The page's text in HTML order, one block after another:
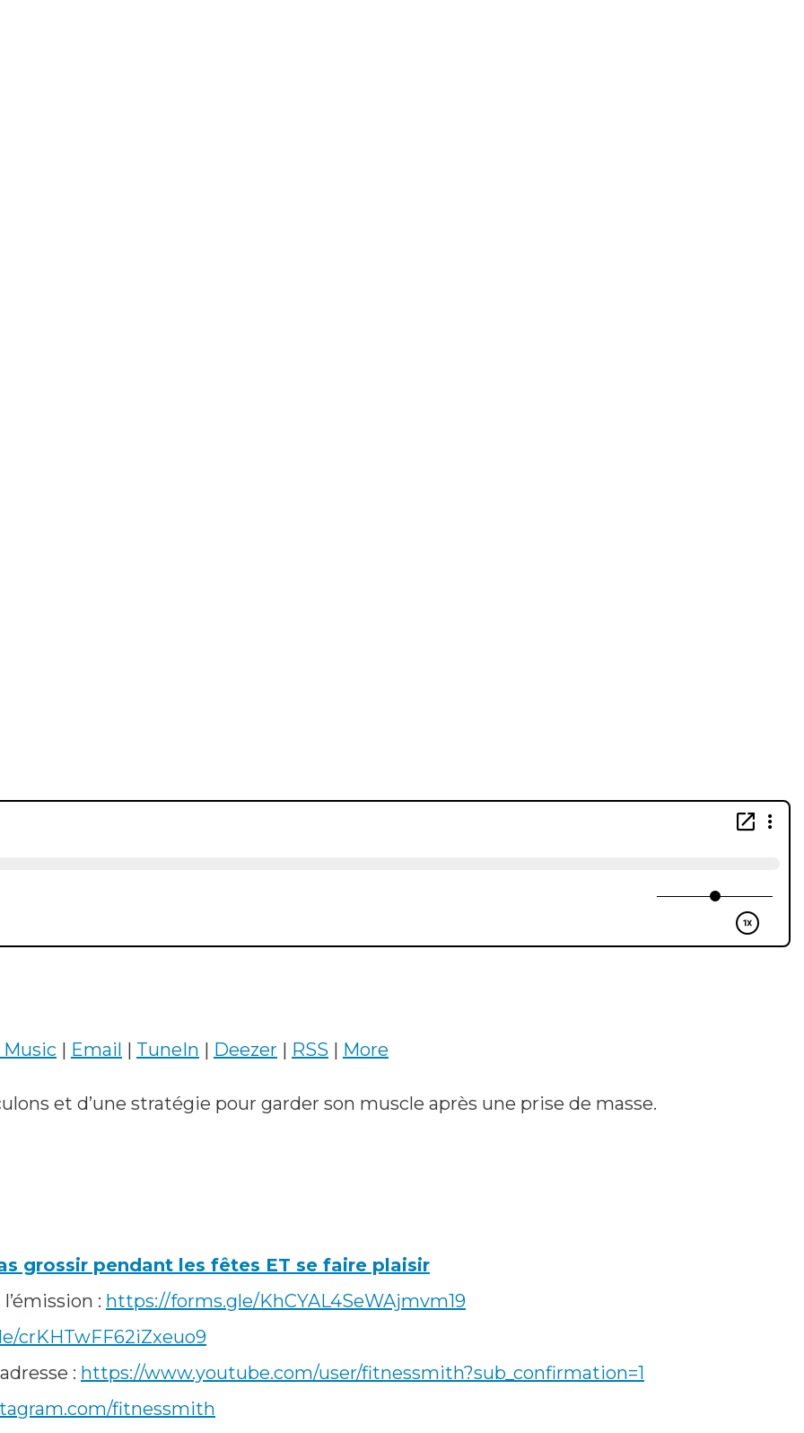
| Email | TuneIn | Deezer | RSS | More
et d’une stratégie pour garder son muscle après une prise de masse.
grossir pendant les fêtes ET se faire plaisir
: https://forms.gle/KhCYAL4SeWAjmvm19
crKHTwFF62iZxeuo9
: https://www.youtube.com/user/fitnessmith?sub_confirmation=1
fitnessmith